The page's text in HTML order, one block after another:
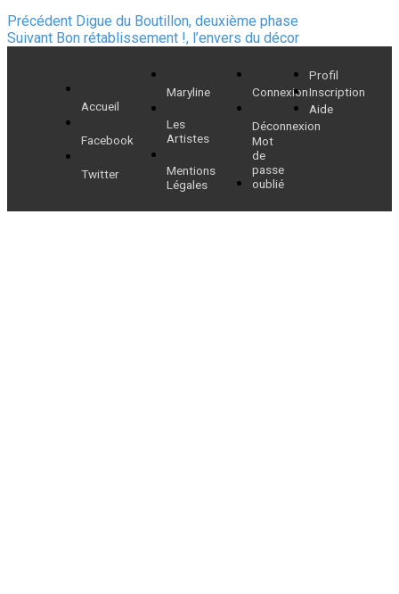
Navigation
de
l’article
Précédent Article
précédent :
Digue du Boutillon, deuxième phase
Suivant Article
Bon rétablissement !, l’envers du décor
Accueil
Facebook
Twitter
Maryline
Les
Artistes
Mentions
Légales
Connexion
Déconnexion
Mot
de
passe
oublié
Profil
Inscription
Aide